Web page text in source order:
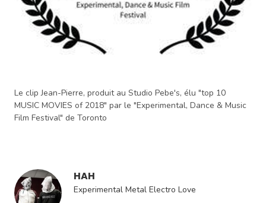
Le clip Jean-Pierre, produit au Studio Pebe's, élu "top 10
MUSIC MOVIES of 2018" par le "Experimental, Dance & Music
Film Festival" de Toronto
HAH
Experimental Metal Electro Love